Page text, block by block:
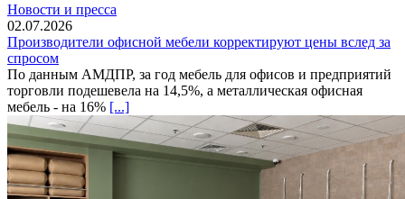
Новости и пресса
02.07.2026
Производители офисной мебели корректируют цены вслед за
спросом
По данным АМДПР, за год мебель для офисов и предприятий
торговли подешевела на 14,5%, а металлическая офисная
мебель - на 16% [...]